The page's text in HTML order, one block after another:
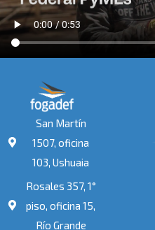
San Martín
1507, oficina
103, Ushuaia
Rosales 357, 1°
piso, oficina 15,
Río Grande